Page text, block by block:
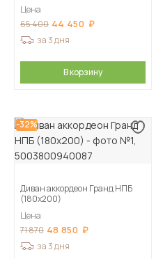
Цена
65 400 44 450
за 3 дня
В корзину
-32%
Диван аккордеон Гранд НПБ
(180х200)
Цена
71 870 48 850
за 3 дня